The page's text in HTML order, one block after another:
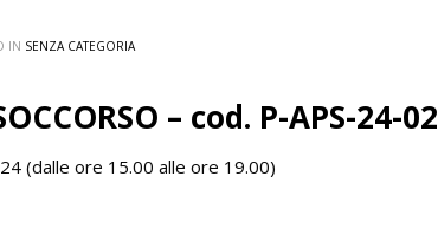
IN SENZA CATEGORIA
– cod. P-APS-24-02
(dalle ore 15.00 alle ore 19.00)